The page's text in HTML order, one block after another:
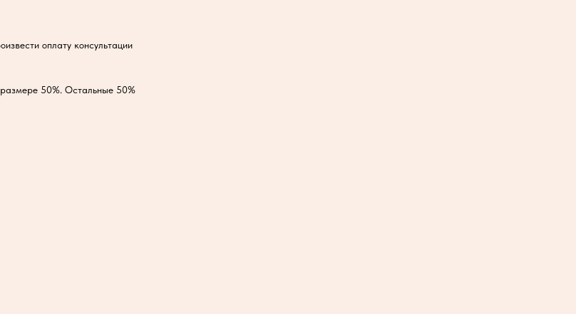
оплату консультации
50%. Остальные 50%